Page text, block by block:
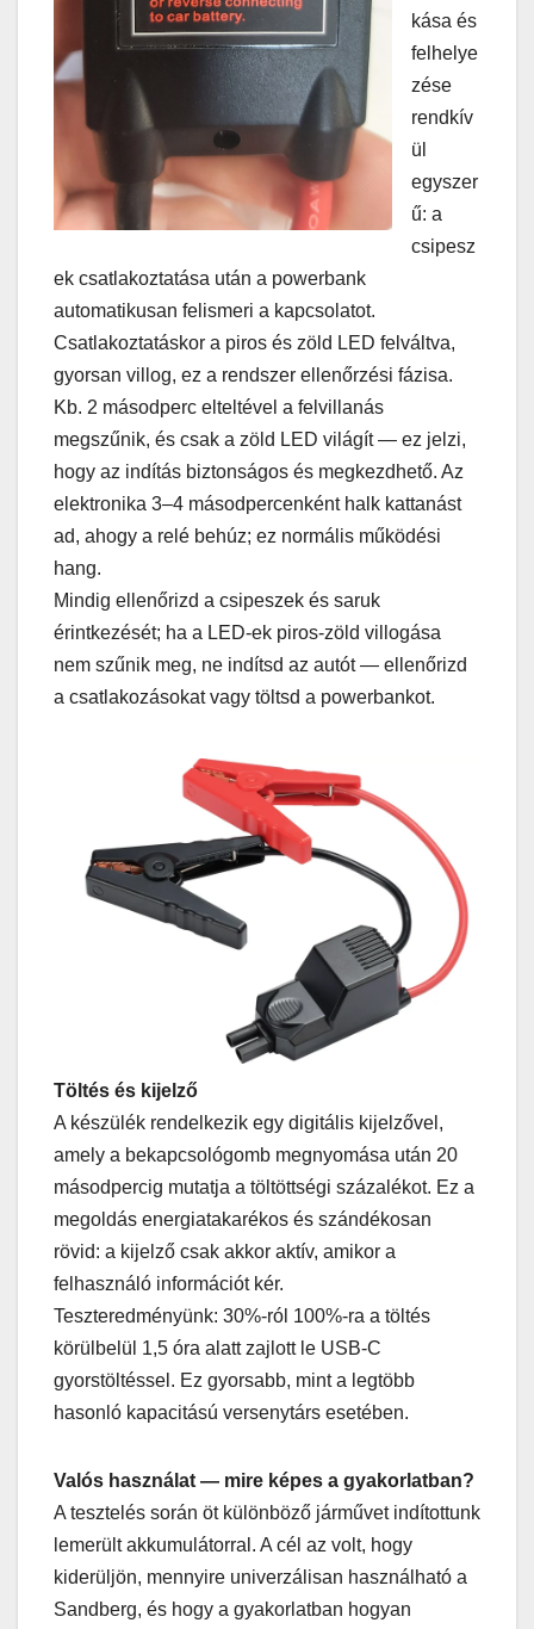
kása és
felhelye
zése
rendkív
ül
egyszer
ű: a
csipesz
ek csatlakoztatása után a powerbank
automatikusan felismeri a kapcsolatot.
Csatlakoztatáskor a piros és zöld LED felváltva,
gyorsan villog, ez a rendszer ellenőrzési fázisa.
Kb. 2 másodperc elteltével a felvillanás
megszűnik, és csak a zöld LED világít — ez jelzi,
hogy az indítás biztonságos és megkezdhető. Az
elektronika 3–4 másodpercenként halk kattanást
ad, ahogy a relé behúz; ez normális működési
hang.
Mindig ellenőrizd a csipeszek és saruk
érintkezését; ha a LED-ek piros-zöld villogása
nem szűnik meg, ne indítsd az autót — ellenőrizd
a csatlakozásokat vagy töltsd a powerbankot.
Töltés és kijelző
A készülék rendelkezik egy digitális kijelzővel,
amely a bekapcsológomb megnyomása után 20
másodpercig mutatja a töltöttségi százalékot. Ez a
megoldás energiatakarékos és szándékosan
rövid: a kijelző csak akkor aktív, amikor a
felhasználó információt kér.
Teszteredményünk: 30%-ról 100%-ra a töltés
körülbelül 1,5 óra alatt zajlott le USB-C
gyorstöltéssel. Ez gyorsabb, mint a legtöbb
hasonló kapacitású versenytárs esetében.
Valós használat — mire képes a gyakorlatban?
A tesztelés során öt különböző járművet indítottunk
lemerült akkumulátorral. A cél az volt, hogy
kiderüljön, mennyire univerzálisan használható a
Sandberg, és hogy a gyakorlatban hogyan